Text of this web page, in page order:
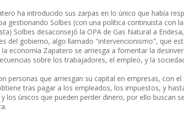
ha introducido sus zarpas en lo único que había
gestionando Solbes (con una política continuista con
Solbes desaconsejó la OPA de Gas Natural a
del gobierno, algo llamado "intervencionismo", que
economía Zapatero se arriesga a fomentar la
sobre los trabajadores, el empleo, y la
personas que arriesgan su capital en empresas, con
tras pagar a los empleados, los impuestos, y
los únicos que pueden perder dinero, por ello buscan